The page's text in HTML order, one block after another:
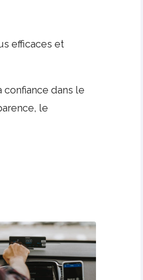
efficaces et
dans le
le